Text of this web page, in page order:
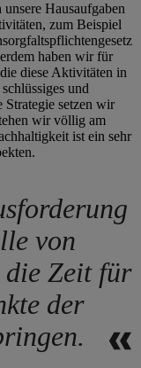
Hausaufgaben
zum Beispiel
haben wir für
diese Aktivitäten in
und
Strategie setzen wir
wir völlig am
ist ein sehr
von
die Zeit für
der